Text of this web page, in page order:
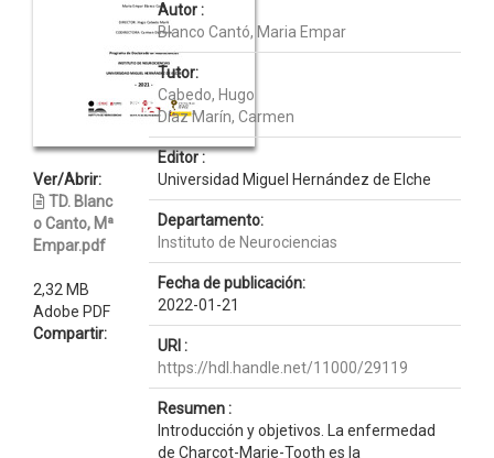
Ver/Abrir:
TD. Blanc
o Canto, Mª
Empar.pdf
2,32 MB
Adobe PDF
Compartir:
Autor :
Blanco Cantó, Maria Empar
Tutor:
Cabedo, Hugo
Díaz Marín, Carmen
Editor :
Universidad Miguel Hernández de Elche
Departamento:
Instituto de Neurociencias
Fecha de publicación:
2022-01-21
URI :
https://hdl.handle.net/11000/29119
Resumen :
Introducción y objetivos. La enfermedad
de Charcot-Marie-Tooth es la